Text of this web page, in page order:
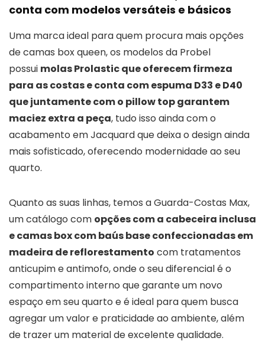
conta com modelos versáteis e básicos
Uma marca ideal para quem procura mais opções
de camas box queen, os modelos da Probel
possui molas Prolastic que oferecem firmeza
para as costas e conta com espuma D33 e D40
que juntamente com o pillow top garantem
maciez extra a peça, tudo isso ainda com o
acabamento em Jacquard que deixa o design ainda
mais sofisticado, oferecendo modernidade ao seu
quarto.
Quanto as suas linhas, temos a Guarda-Costas Max,
um catálogo com opções com a cabeceira inclusa
e camas box com baús base confeccionadas em
madeira de reflorestamento com tratamentos
anticupim e antimofo, onde o seu diferencial é o
compartimento interno que garante um novo
espaço em seu quarto e é ideal para quem busca
agregar um valor e praticidade ao ambiente, além
de trazer um material de excelente qualidade.